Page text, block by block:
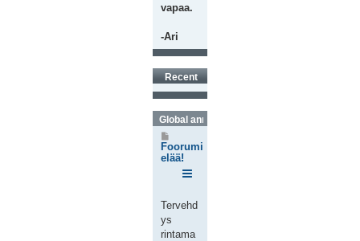
vapaa.
-Ari
Recent
Global announcements
i
e
Foorumi
elää!
Tervehd
ys
rintama